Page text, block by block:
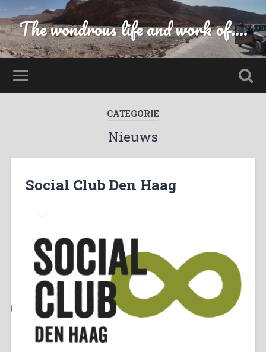
The wondrous life and work of....
CATEGORIE
Nieuws
Social Club Den Haag